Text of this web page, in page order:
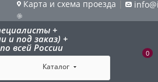
Карта и схема проезда |
+
и под заказ) +
всей России
Каталог
0